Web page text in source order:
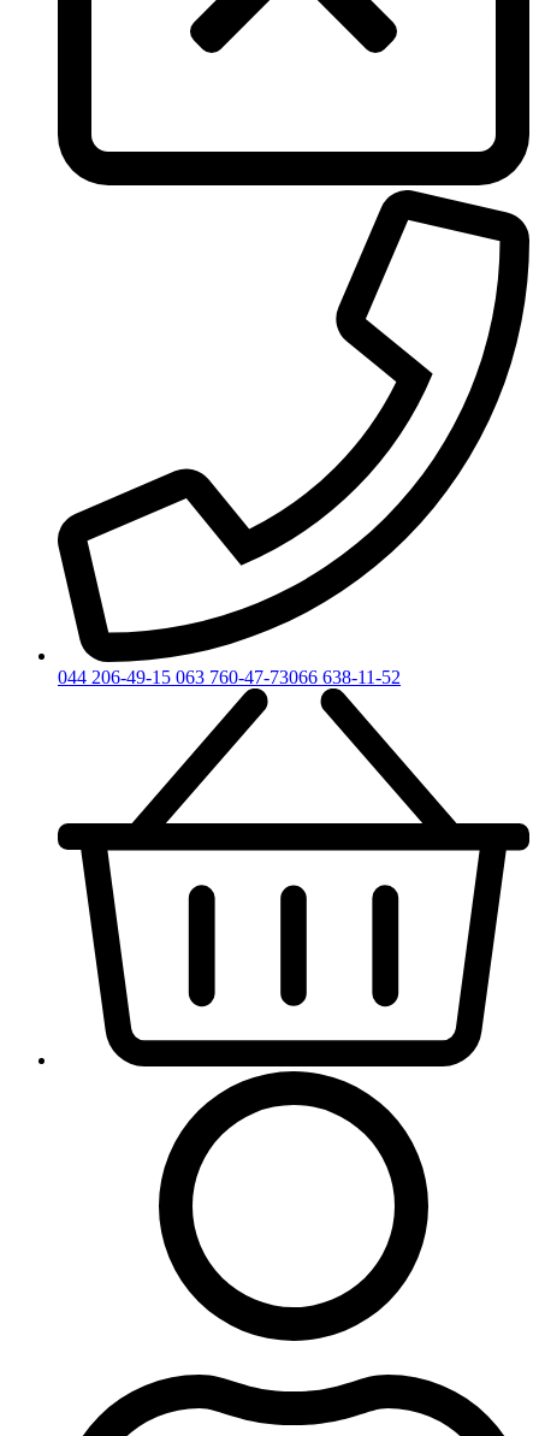
044 206-49-15 063 760-47-73066 638-11-52